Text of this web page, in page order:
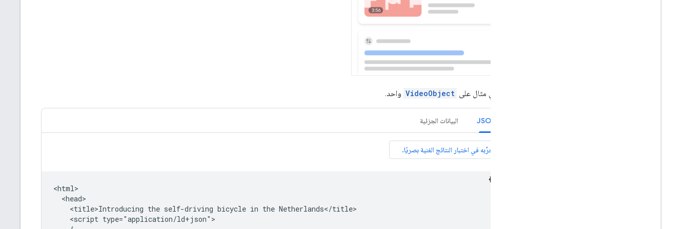
في ما يلي مثال على VideoObject واحد.
JSON-LD البيانات الجزئية
<html>
  <head>
    <title>Introducing the self-driving bicycle in the Netherlands</title>
    <script type="application/ld+json">